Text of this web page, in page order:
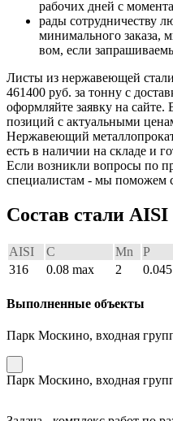
рабочих дней с
рады сотрудничеству
минимального заказа,
вом, если
Листы из нержавеющей
461400 руб. за тонну с
оформляйте заявку на сайте.
позиций с актуальными
Нержавеющий
есть в наличии на складе и
Если возникли вопросы по
специалистам - мы поможем
Состав стали AISI
AISI C Mn P
316
0.08 max 2 0.045
Выполненные объекты
Парк Москино, входная
Парк Москино, входная